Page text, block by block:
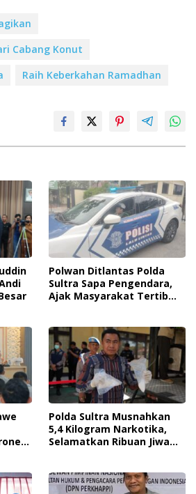
Cabang Konut
Raih Keberkahan Ramadhan
Polwan Ditlantas Polda
Sultra Sapa Pengendara,
Ajak Masyarakat Tertib
Polda Sultra Musnahkan
5,4 Kilogram Narkotika,
Selamatkan Ribuan Jiwa